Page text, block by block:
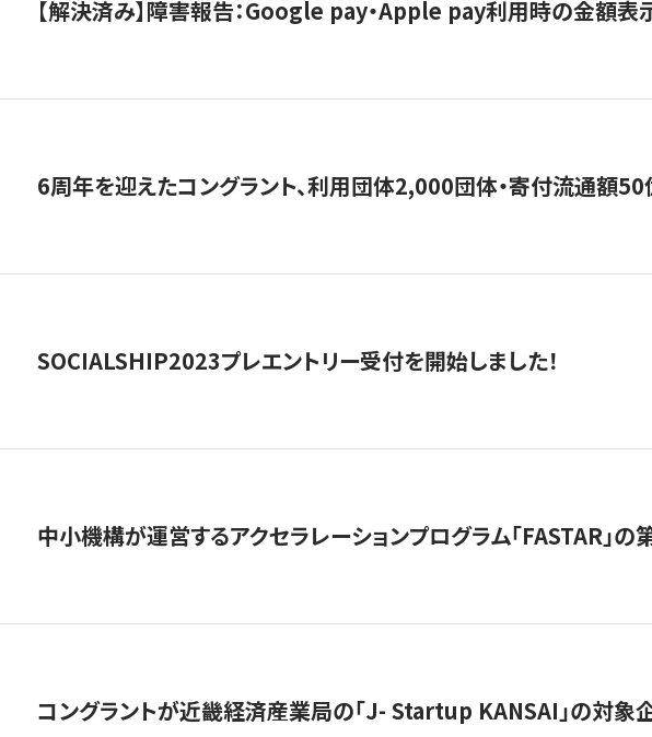
【解決済み】障害報告：Google pay・Apple pay利用時の金額表
6周年を迎えたコングラント、利用団体2,000団体・寄付流通額50
SOCIALSHIP2023プレエントリー受付を開始しました！
中小機構が運営するアクセラレーションプログラム「FASTAR」
コングラントが近畿経済産業局の「J- Startup KANSAI」の対象